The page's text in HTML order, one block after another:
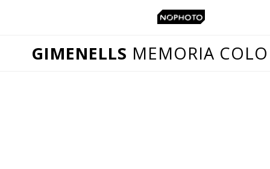
GIMENELLS MEMORIA